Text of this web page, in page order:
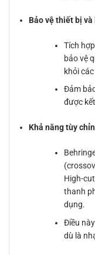
Bảo vệ thiết bị
Tích
bảo vệ
khỏi
Đảm
được
Khả năng tùy
High-
thanh
dụng.
Điều
dù là